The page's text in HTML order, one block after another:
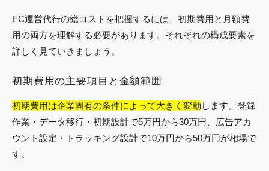
EC運営代行の総コストを把握するには、初期費用と月額費
用の両方を理解する必要があります。それぞれの構成要素を
詳しく見ていきましょう。
初期費用の主要項目と金額範囲
初期費用は企業固有の条件によって大きく変動 します。登録
作業・データ移行・初期設計で5万円から30万円、広告アカ
ウント設定・トラッキング設計で10万円から50万円が相場で
す。